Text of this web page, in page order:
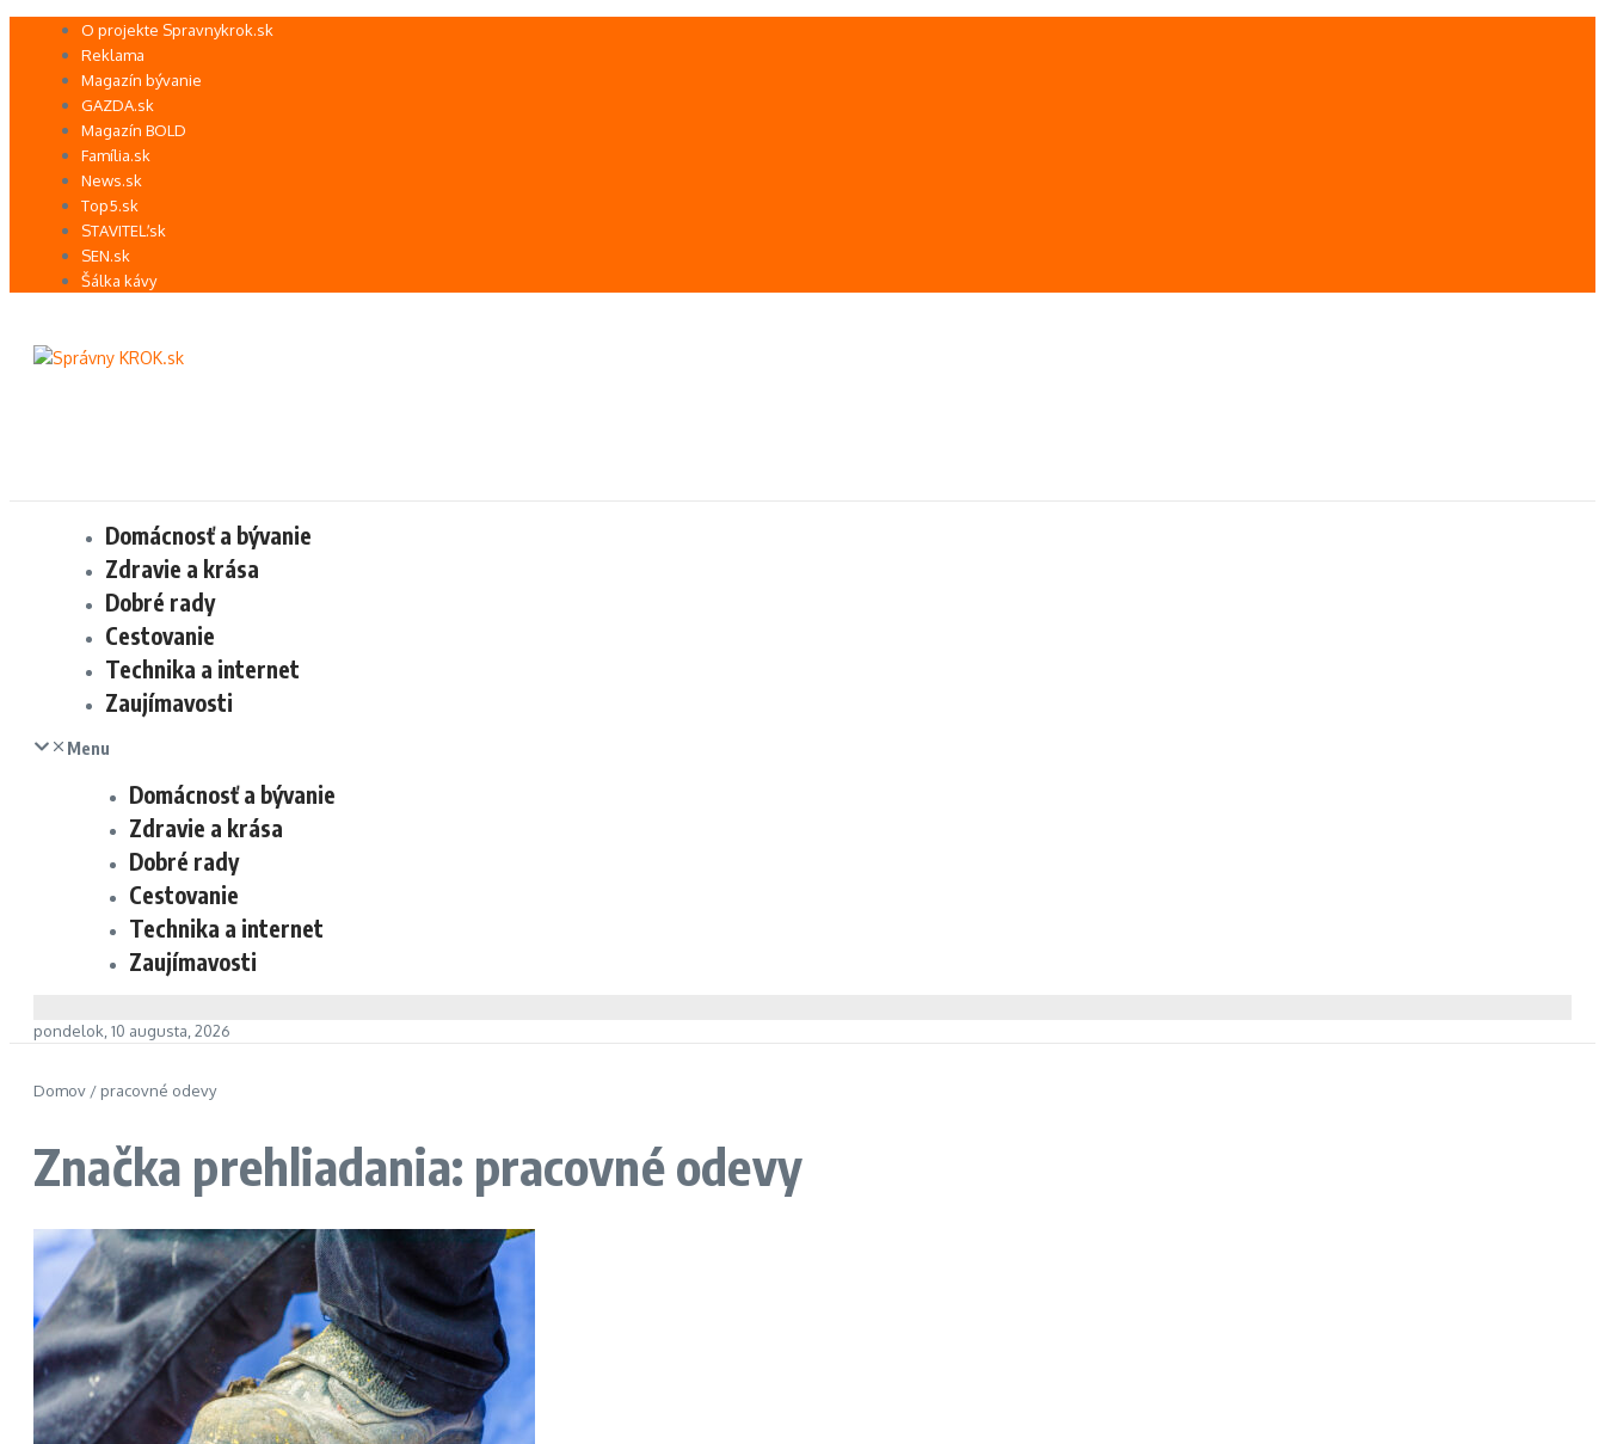
Preskočiť O projekte Spravnykrok.sk
Reklama
Magazín bývanie
GAZDA.sk
Magazín BOLD
Família.sk
News.sk
Top5.sk
STAVITEĽ.sk
SEN.sk
Šálka kávy
Domácnosť a bývanie
Zdravie a krása
Dobré rady
Cestovanie
Technika a internet
Zaujímavosti
Menu
Domácnosť a bývanie
Zdravie a krása
Dobré rady
Cestovanie
Technika a internet
Zaujímavosti
pondelok, 10 augusta, 2026
Domov / pracovné odevy
Značka prehliadania: pracovné odevy